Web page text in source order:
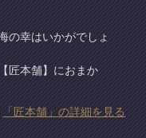
の幸はいかがでしょ
匠本舗】におまか
「匠本舗」の詳細を見る